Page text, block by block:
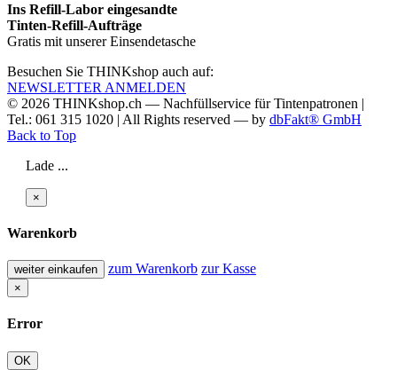
Ins Refill-Labor eingesandte
Tinten-Refill-Aufträge
Gratis mit unserer Einsendetasche
Besuchen Sie THINKshop auch auf:
NEWSLETTER ANMELDEN
© 2026 THINKshop.ch — Nachfüllservice fürTintenpatronen |
Tel.: 061 315 1020 | All Rights reserved — by dbFakt® GmbH
Back to Top
Lade ...
×
Warenkorb
weiter einkaufen zum Warenkorb zur Kasse
×
Error
OK